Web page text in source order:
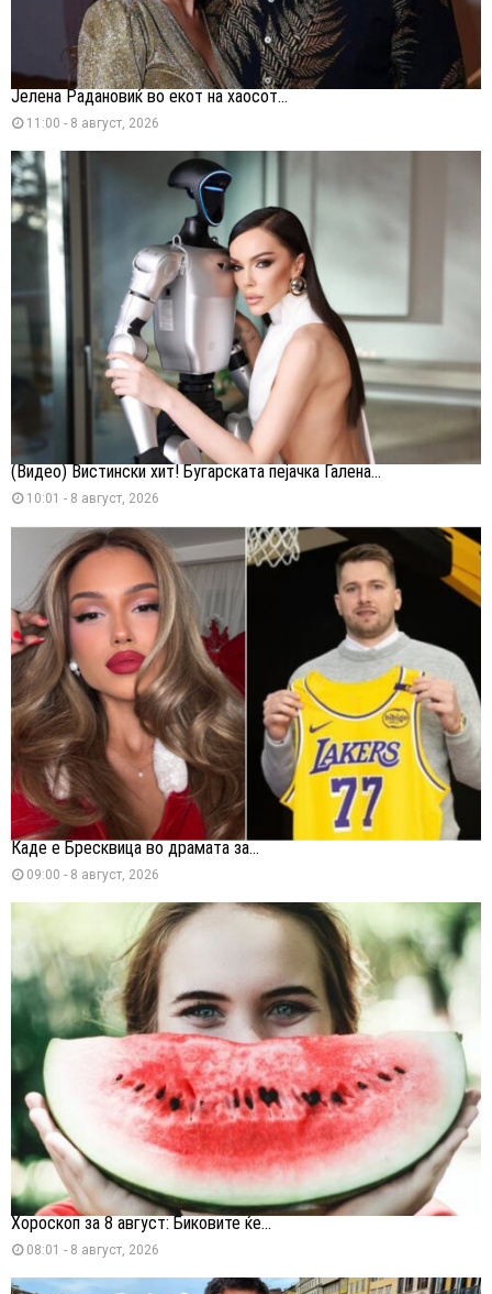
Јелена Радановиќ во екот на хаосот...
11:00 - 8 август, 2026
(Видео) Вистински хит! Бугарската пејачка Галена...
10:01 - 8 август, 2026
Каде е Бресквица во драмата за...
09:00 - 8 август, 2026
Хороскоп за 8 август: Биковите ќе...
08:01 - 8 август, 2026